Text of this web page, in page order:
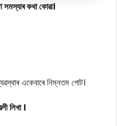
সমস্যাৰ কথা কোৱা।
একেবাৰে নিম্নতম গোট।
লিখা ।